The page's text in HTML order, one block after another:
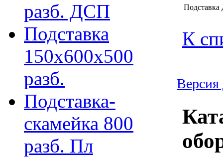
разб. ДСП
Подставка
150х600х500
разб.
Подставка-
скамейка 800
разб. Пл
Подставка
К
Версия